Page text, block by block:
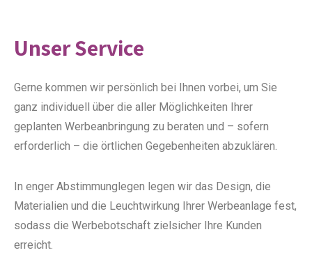
Unser Service
Gerne kommen wir persönlich bei Ihnen vorbei, um Sie
ganz individuell über die aller Möglichkeiten Ihrer
geplanten Werbeanbringung zu beraten und – sofern
erforderlich – die örtlichen Gegebenheiten abzuklären.
In enger Abstimmunglegen legen wir das Design, die
Materialien und die Leuchtwirkung Ihrer Werbeanlage fest,
sodass die Werbebotschaft zielsicher Ihre Kunden
erreicht.